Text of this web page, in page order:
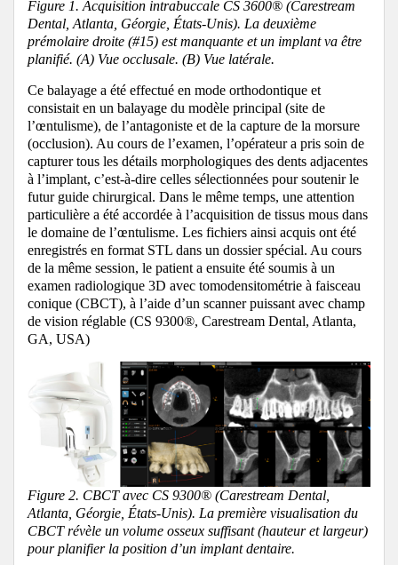
Figure 1. Acquisition intrabuccale CS 3600® (Carestream
Dental, Atlanta, Géorgie, États-Unis). La deuxième
prémolaire droite (#15) est manquante et un implant va être
planifié. (A) Vue occlusale. (B) Vue latérale.
Ce balayage a été effectué en mode orthodontique et
consistait en un balayage du modèle principal (site de
l’œntulisme), de l’antagoniste et de la capture de la morsure
(occlusion). Au cours de l’examen, l’opérateur a pris soin de
capturer tous les détails morphologiques des dents adjacentes
à l’implant, c’est-à-dire celles sélectionnées pour soutenir le
futur guide chirurgical. Dans le même temps, une attention
particulière a été accordée à l’acquisition de tissus mous dans
le domaine de l’œntulisme. Les fichiers ainsi acquis ont été
enregistrés en format STL dans un dossier spécial. Au cours
de la même session, le patient a ensuite été soumis à un
examen radiologique 3D avec tomodensitométrie à faisceau
conique (CBCT), à l’aide d’un scanner puissant avec champ
de vision réglable (CS 9300®, Carestream Dental, Atlanta,
GA, USA)
Figure 2. CBCT avec CS 9300® (Carestream Dental,
Atlanta, Géorgie, États-Unis). La première visualisation du
CBCT révèle un volume osseux suffisant (hauteur et largeur)
pour planifier la position d’un implant dentaire.